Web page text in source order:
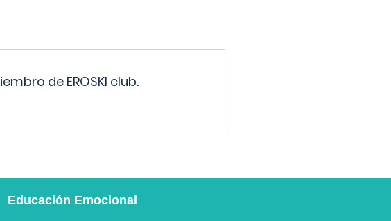
de EROSKI club.
Educación Emocional